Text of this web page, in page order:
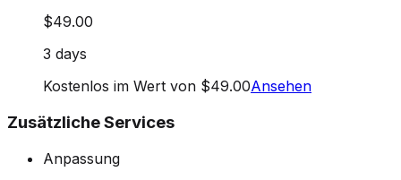
$49.00
3 days
Kostenlos im Wert von $49.00Ansehen
Zusätzliche Services
Anpassung